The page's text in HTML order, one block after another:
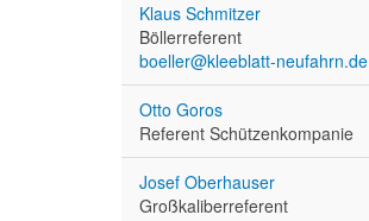
Klaus Schmitzer
Böllerreferent
boeller@kleeblatt-neufahrn.de
Otto Goros
Referent Schützenkompanie
Josef Oberhauser
Großkaliberreferent